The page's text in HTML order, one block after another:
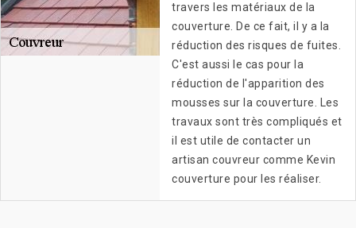
travers les matériaux de la
couverture. De ce fait, il y a la
réduction des risques de fuites.
C'est aussi le cas pour la
réduction de l'apparition des
mousses sur la couverture. Les
travaux sont très compliqués et
il est utile de contacter un
artisan couvreur comme Kevin
couverture pour les réaliser.